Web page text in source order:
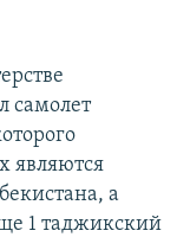
самолет
являются
а
1 таджикский